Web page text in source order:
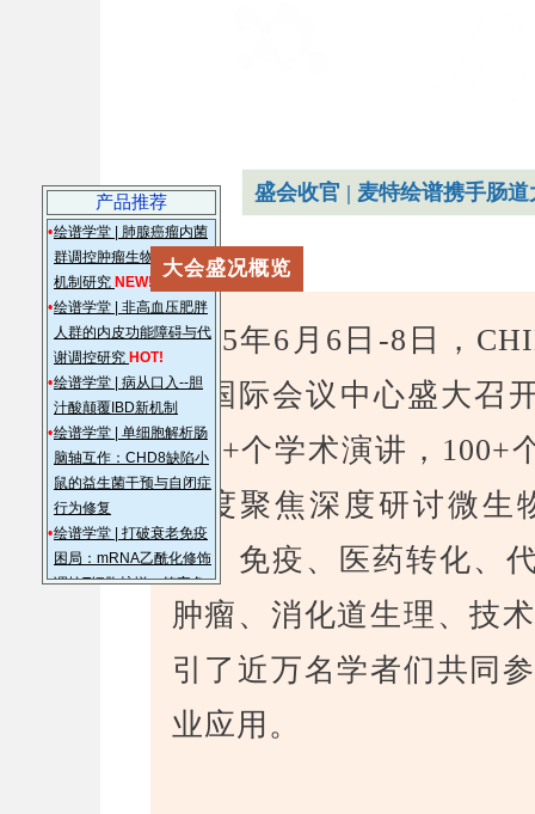
产品推荐 盛会收官 | 麦特绘谱携手肠
大会盛况概览
2025年6月6日-8日，
波国际会议中心盛大召
400+个学术演讲，100+
深度聚焦深度研讨微
物、免疫、医药转化、
肿瘤、消化道生理、技
引了近万名学者们共同
业应用。